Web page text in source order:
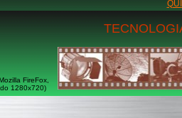
FireFox,
1280x720)